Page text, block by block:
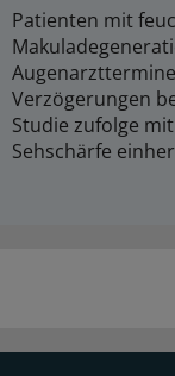
Patienten mit
Verzögerungen
Studie zufolge
Sehschärfe